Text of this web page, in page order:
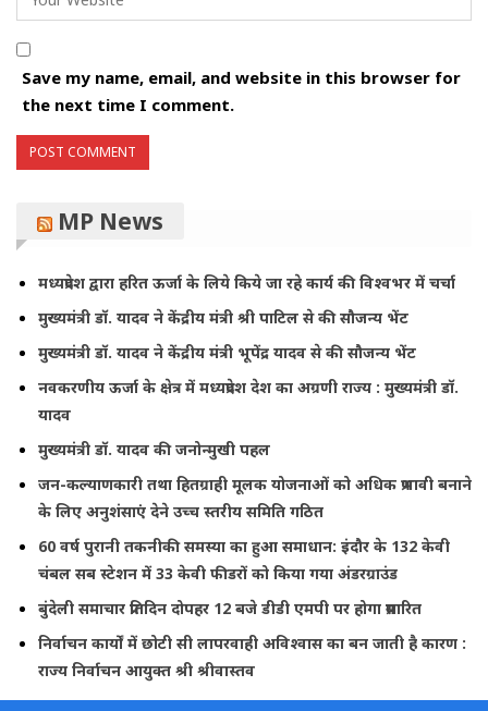
Save my name, email, and website in this browser for
the next time I comment.
MP News
मध्यप्रदेश द्वारा हरित ऊर्जा के लिये किये जा रहे कार्य की विश्वभर में चर्चा
मुख्यमंत्री डॉ. यादव ने केंद्रीय मंत्री श्री पाटिल से की सौजन्य भेंट
मुख्यमंत्री डॉ. यादव ने केंद्रीय मंत्री भूपेंद्र यादव से की सौजन्य भेंट
नवकरणीय ऊर्जा के क्षेत्र में मध्यप्रदेश देश का अग्रणी राज्य : मुख्यमंत्री डॉ.
यादव
मुख्यमंत्री डॉ. यादव की जनोन्मुखी पहल
जन-कल्याणकारी तथा हितग्राही मूलक योजनाओं को अधिक प्रभावी बनाने
के लिए अनुशंसाएं देने उच्च स्तरीय समिति गठित
60 वर्ष पुरानी तकनीकी समस्या का हुआ समाधान: इंदौर के 132 केवी
चंबल सब स्टेशन में 33 केवी फीडरों को किया गया अंडरग्राउंड
बुंदेली समाचार प्रतिदिन दोपहर 12 बजे डीडी एमपी पर होगा प्रसारित
निर्वाचन कार्यों में छोटी सी लापरवाही अविश्वास का बन जाती है कारण :
राज्य निर्वाचन आयुक्त श्री श्रीवास्तव